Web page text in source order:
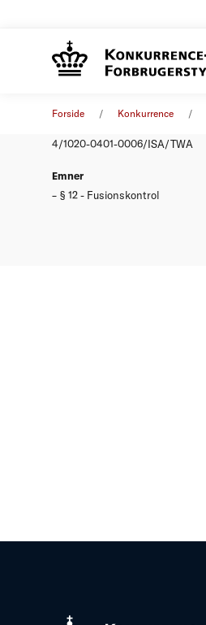
Forside Konkurrence
4/1020-0401-0006/ISA/TWA
Emner
§ 12 - Fusionskontrol